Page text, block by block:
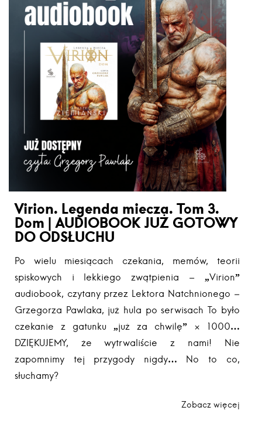
Virion. Legenda miecza. Tom 3.
Dom | AUDIOBOOK JUŻ GOTOWY
DO ODSŁUCHU
Po wielu miesiącach czekania, memów, teorii
spiskowych i lekkiego zwątpienia – „Virion”
audiobook, czytany przez Lektora Natchnionego –
Grzegorza Pawlaka, już hula po serwisach To było
czekanie z gatunku „już za chwilę” × 1000…
DZIĘKUJEMY, że wytrwaliście z nami! Nie
zapomnimy tej przygody nigdy… No to co,
słuchamy?
Zobacz więcej